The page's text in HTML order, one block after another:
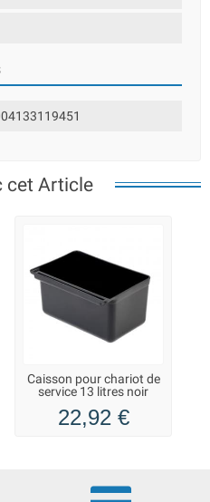
cet Article
Caisson pour chariot de
service 13 litres noir
22,92 €